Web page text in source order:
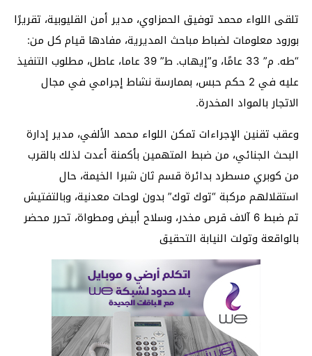
تلقى اللواء محمد توفيق الحمزاوي، مدير أمن القليوبية، تقريرًا
بورود معلومات لضباط مباحث المديرية، مفادها قيام كل من:
“طه. م” 33 عامًا، و”إيهاب. ط” 39 عاما، عاطل، مطلوب التنفيذ
عليه في 2 حكم حبس، بممارسة نشاط إجرامي في مجال
الاتجار بالمواد المخدرة.
وعقب تقنين الإجراءات تمكن اللواء محمد الألفي، مدير إدارة
البحث الجنائي، من ضبط المتهمين بأكمنة أعدت لذلك بالقرب
من كوبري مسطرد بدائرة قسم ثان شبرا الخيمة، حال
استقلالهم مركبة “توك توك” بدون لوحات معدنية، وبالتفتيش
تم ضبط 6 آلاف قرص مخدر، وسلاح أبيض ومطواة، تحرر محضر
بالواقعة وتولت النيابة التحقيق